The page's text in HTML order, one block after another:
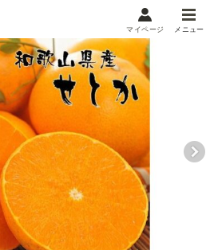
メニュー
で絞り込み
マイページ